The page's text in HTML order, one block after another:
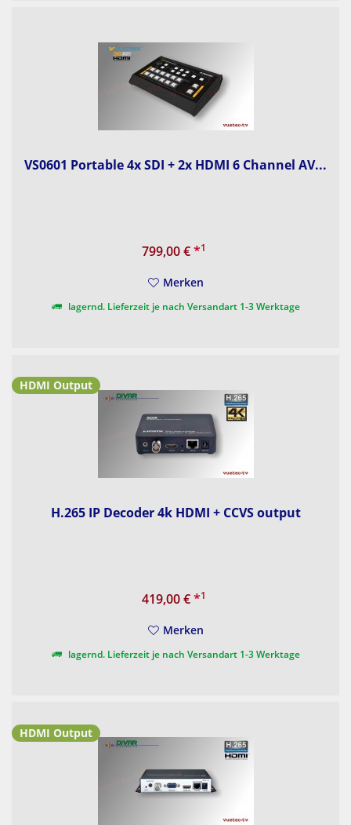
VS0601 Portable 4x SDI + 2x HDMI 6 Channel AV...
799,00 €*1
Merken
lagernd. Lieferzeit je nach Versandart 1-3 Werktage
HDMI Output
H.265 IP Decoder 4k HDMI + CCVS output
419,00 €*1
Merken
lagernd. Lieferzeit je nach Versandart 1-3 Werktage
HDMI Output